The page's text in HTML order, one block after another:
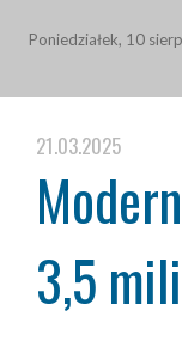
Poniedziałek, 10
21.03.2025
3,5